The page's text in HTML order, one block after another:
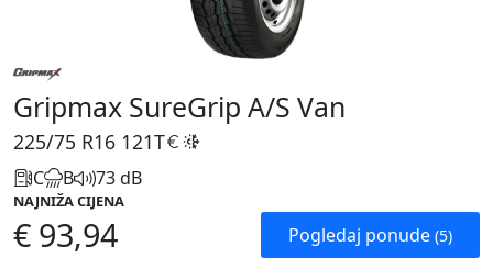
Gripmax SureGrip A/S Van
225/75 R16 121T
C B 73 dB
NAJNIŽA CIJENA
€ 93,94 Pogledaj ponude (5)